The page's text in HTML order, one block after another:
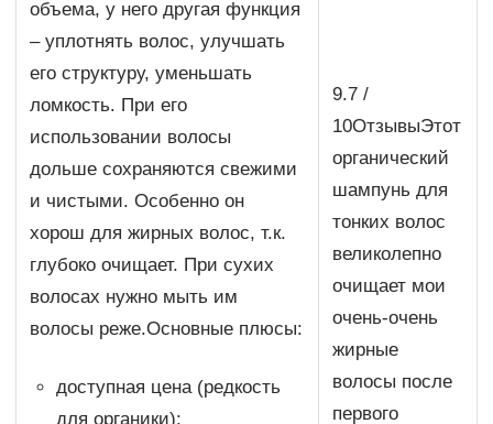
объема, у него другая функция
– уплотнять волос, улучшать
его структуру, уменьшать
ломкость. При его
использовании волосы
дольше сохраняются свежими
и чистыми. Особенно он
хорош для жирных волос, т.к.
глубоко очищает. При сухих
волосах нужно мыть им
волосы реже.Основные плюсы:
доступная цена (редкость
для органики);
9.7 /
10ОтзывыЭтот
органический
шампунь для
тонких волос
великолепно
очищает мои
очень-очень
жирные
волосы после
первого